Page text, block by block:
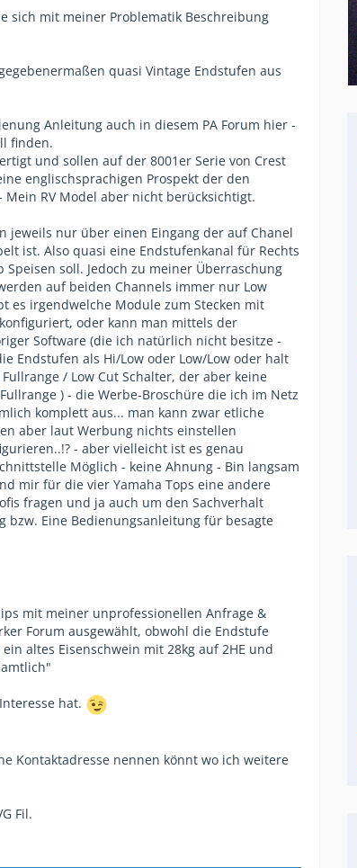
sich mit meiner Problematik Beschreibung
quasi Vintage Endstufen aus
Anleitung auch in diesem PA Forum hier -
finden.
und sollen auf der 8001er Serie von Crest
englischsprachigen Prospekt der den
RV Model aber nicht berücksichtigt.
jeweils nur über einen Eingang der auf Chanel
ist. Also quasi eine Endstufenkanal für Rechts
soll. Jedoch zu meiner Überraschung
auf beiden Channels immer nur Low
es irgendwelche Module zum Stecken mit
oder kann man mittels der
Software (die ich natürlich nicht besitze -
Endstufen als Hi/Low oder Low/Low oder halt
/ Low Cut Schalter, der aber keine
) - die Werbe-Broschüre die ich im Netz
komplett aus... man kann zwar etliche
aber laut Werbung nichts einstellen
- aber vielleicht ist es genau
Möglich - keine Ahnung - Bin langsam
mir für die vier Yamaha Tops eine andere
fragen und ja auch um den Sachverhalt
Eine Bedienungsanleitung für besagte
mit meiner unprofessionellen Anfrage &
Forum ausgewählt, obwohl die Endstufe
altes Eisenschwein mit 28kg auf 2HE und
hat.
Kontaktadresse nennen könnt wo ich weitere
Fil.